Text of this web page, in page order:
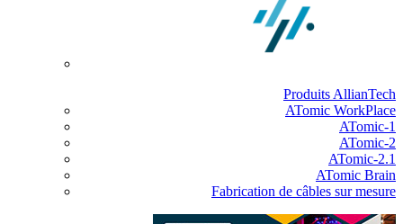
Produits AllianTech
ATomic WorkPlace
ATomic-1
ATomic-2
ATomic-2.1
ATomic Brain
Fabrication de câbles sur mesure